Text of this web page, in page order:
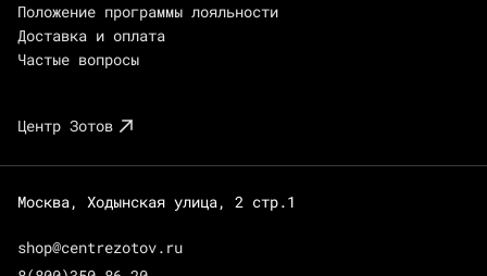
Положение программы лояльности
Доставка и оплата
Частые вопросы
Центр Зотов
Москва, Ходынская улица, 2 стр.1
shop@centrezotov.ru